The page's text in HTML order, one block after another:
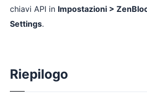
chiavi API in Impostazioni >
Settings.
Riepilogo